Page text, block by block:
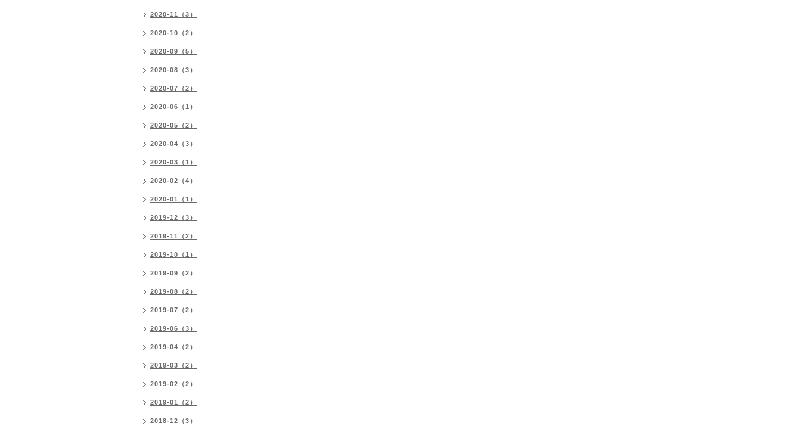
2020-11（3）
2020-10（2）
2020-09（5）
2020-08（3）
2020-07（2）
2020-06（1）
2020-05（2）
2020-04（3）
2020-03（1）
2020-02（4）
2020-01（1）
2019-12（3）
2019-11（2）
2019-10（1）
2019-09（2）
2019-08（2）
2019-07（2）
2019-06（3）
2019-04（2）
2019-03（2）
2019-02（2）
2019-01（2）
2018-12（3）